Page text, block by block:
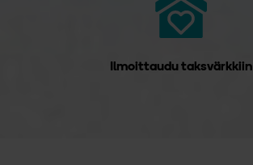
Ilmoittaudu taksvärkkiin